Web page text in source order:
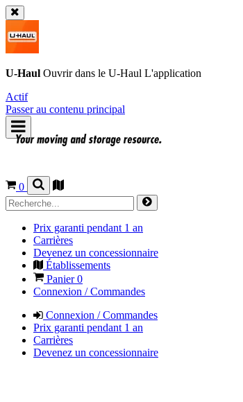
U-Haul Ouvrir dans le U-Haul L'application
Actif
Passer au contenu principal
0
Prix garanti pendant 1 an
Carrières
Devenez un concessionnaire
Établissements
Panier0
Connexion / Commandes
Connexion / Commandes
Prix garanti pendant 1 an
Carrières
Devenez un concessionnaire